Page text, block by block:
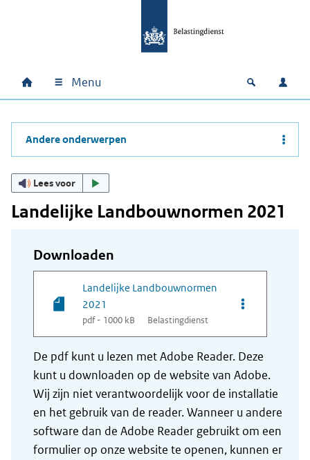
Hoofdnavigatie
Home Menu Open
Andere onderwerpen
Lees voor
Landelijke Landbouwnormen 2021
Downloaden
Landelijke Landbouwnormen
2021
pdf - 1000 kB Belastingdienst
Opties van
De pdf kunt u lezen met Adobe Reader. Deze
kunt u downloaden op de website van Adobe.
Wij zijn niet verantwoordelijk voor de installatie
en het gebruik van de reader. Wanneer u andere
software dan de Adobe Reader gebruikt om een
formulier op onze website te openen, kunnen er